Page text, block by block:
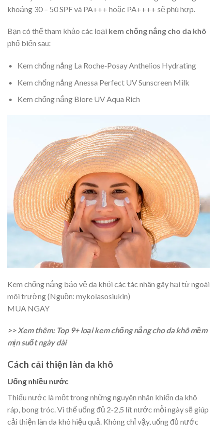
khoảng 30 – 50 SPF và PA+++ hoặc PA++++ sẽ phù hợp.
Bạn có thể tham khảo các loại kem chống nắng cho da khô
phổ biến sau:
Kem chống nắng La Roche-Posay Anthelios Hydrating
Kem chống nắng Anessa Perfect UV Sunscreen Milk
Kem chống nắng Biore UV Aqua Rich
Kem chống nắng bảo vệ da khỏi các tác nhân gây hại từ ngoài
môi trường (Nguồn: mykolasosiukin)
MUA NGAY
>> Xem thêm: Top 9+ loại kem chống nắng cho da khô mềm
mịn suốt ngày dài
Cách cải thiện làn da khô
Uống nhiều nước
Thiếu nước là một trong những nguyên nhân khiến da khô
ráp, bong tróc. Vì thế uống đủ 2-2,5 lít nước mỗi ngày sẽ giúp
cải thiện làn da khô hiệu quả. Không chỉ vậy, uống đủ nước